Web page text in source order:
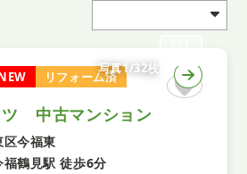
リフォーム済
写真1/32枚
ツ 中古マンション
区今福東
鶴見駅 徒歩6分